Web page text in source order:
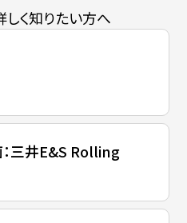
しく知りたい方へ
三井E&S Rolling